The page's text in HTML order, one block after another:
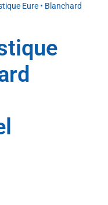
Eure • Blanchard